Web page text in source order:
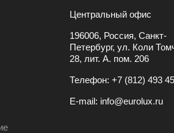
Центральный офис
196006, Россия, Санкт-
Петербург, ул. Коли
28, лит. А. пом. 206
Телефон: +7 (812) 493
E-mail: info@eurolux.ru